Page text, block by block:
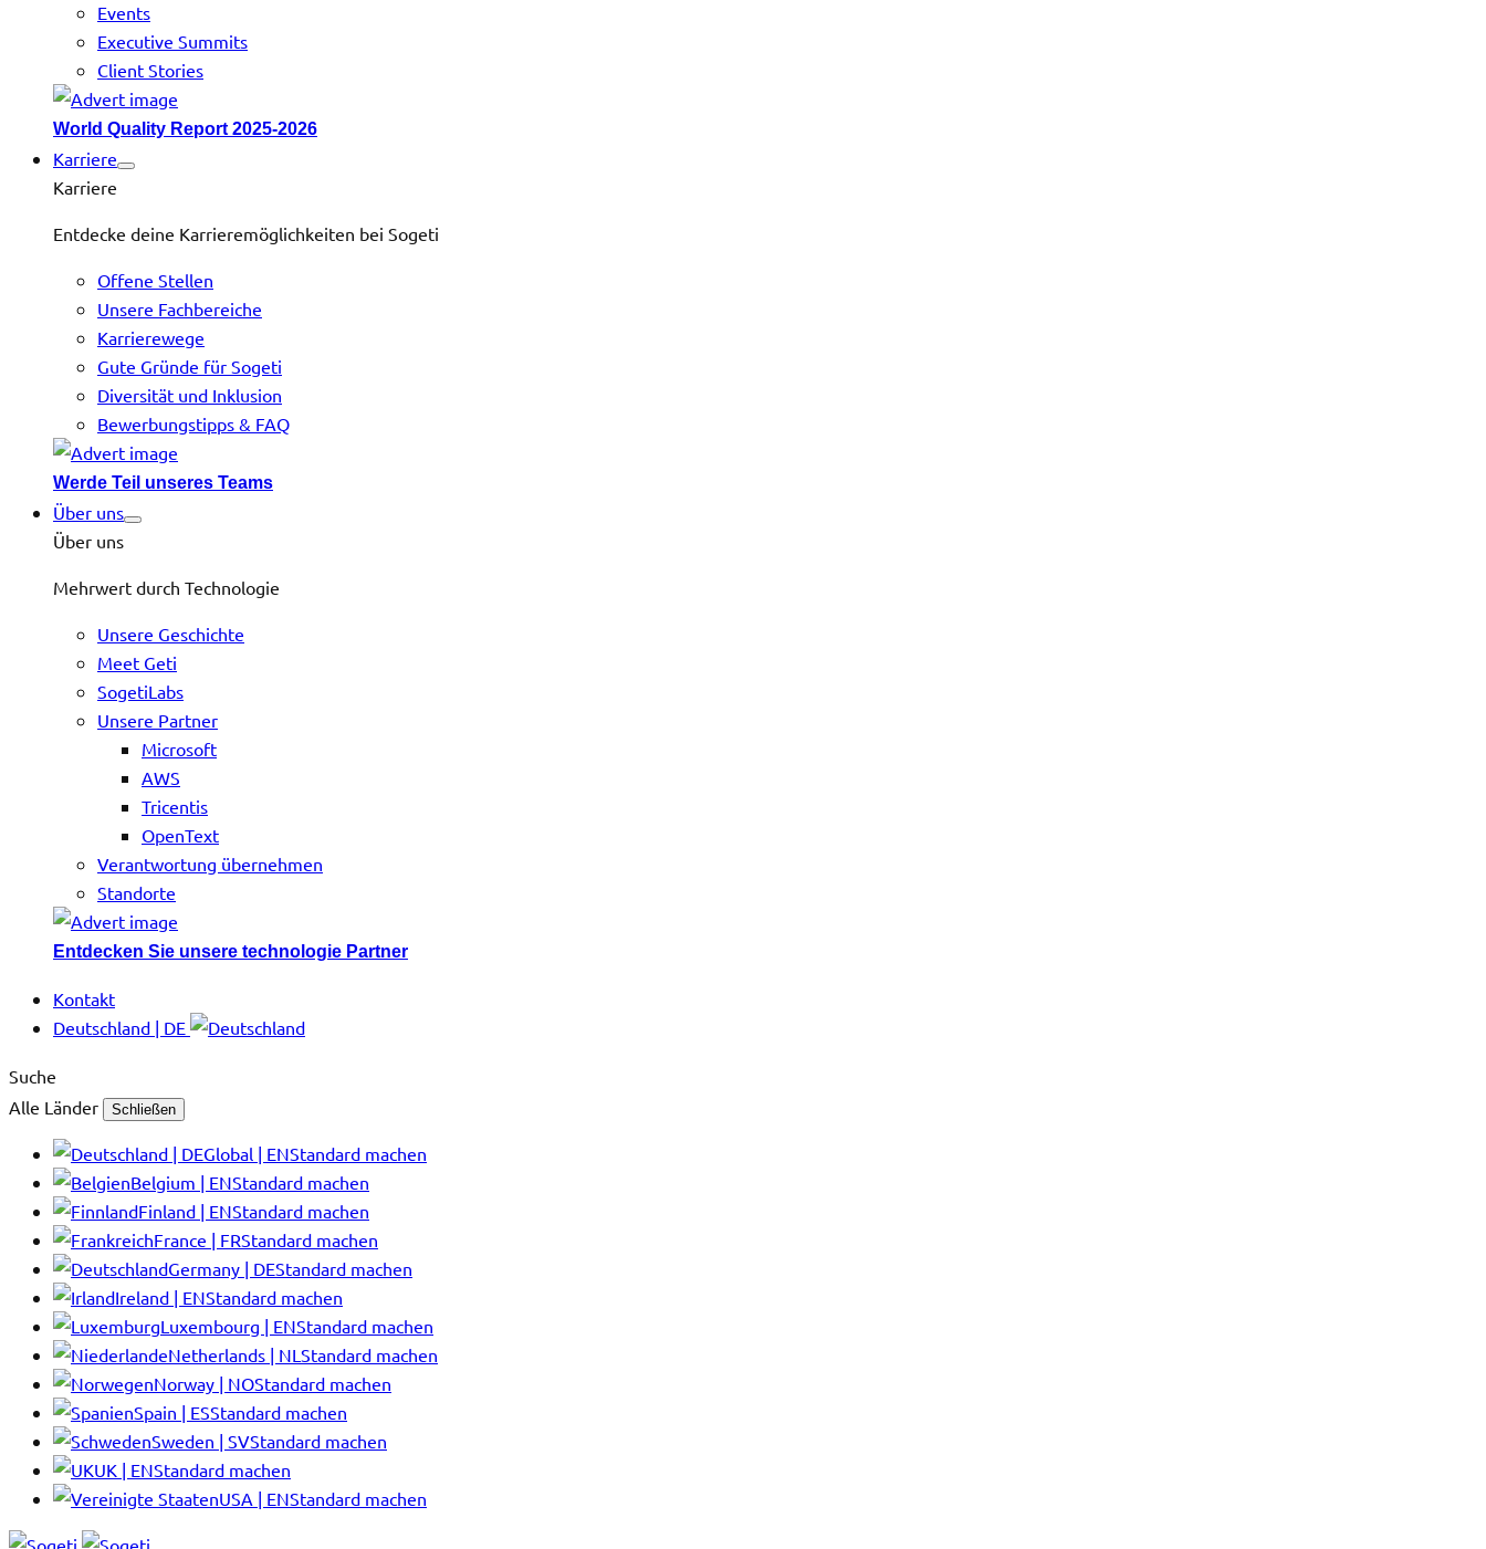
Events
Executive Summits
Client Stories
World Quality Report 2025-2026
Karriere
Karriere
Entdecke deine Karrieremöglichkeiten bei Sogeti
Offene Stellen
Unsere Fachbereiche
Karrierewege
Gute Gründe für Sogeti
Diversität und Inklusion
Bewerbungstipps & FAQ
Werde Teil unseres Teams
Über uns
Über uns
Mehrwert durch Technologie
Unsere Geschichte
Meet Geti
SogetiLabs
Unsere Partner
Microsoft
AWS
Tricentis
OpenText
Verantwortung übernehmen
Standorte
Entdecken Sie unsere technologie Partner
Kontakt
Deutschland | DE
Suche
Alle Länder
Schließen
Global | ENStandard machen
Belgium | ENStandard machen
Finland | ENStandard machen
France | FRStandard machen
Germany | DEStandard machen
Ireland | ENStandard machen
Luxembourg | ENStandard machen
Netherlands | NL Standard machen
Norway | NOStandard machen
Spain | ESStandard machen
Sweden | SVStandard machen
UK | ENStandard machen
USA | ENStandard machen